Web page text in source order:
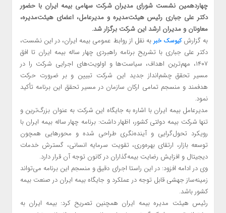
چهاردهمین نشست شورای مدیران شرکت سهامی بیمه ایران با حضور
دکتر علی جباری رئیس هیئت‌مدیره و مدیرعامل، اعضای هیئت‌مدیره،
معاونان و مدیران ارشد این شرکت برگزار شد.
به گزارشکیوسک خبر به نقل از روابط عمومی بیمه ایران، در این نشست،
دکتر علی جباری با تشریح برنامه راهبردی چهار ساله بیمه ایران تا افق
۱۴۰۷، مهم‌ترین اهداف، سیاست‌ها و اولویت‌های اجرایی شرکت را در
مسیر تحقق چشم‌انداز جدید این شرکت تبیین و بر ضرورت حرکت
هدفمند و منسجم تمامی ارکان سازمان در مسیر تحقق این برنامه تأکید
نمود.
مدیرعامل بیمه ایران با اشاره به جایگاه این شرکت به عنوان بزرگ‌ترین و
تنها شرکت بیمه دولتی کشور، اظهار داشت: برنامه چهار ساله بیمه ایران با
رویکرد تحول‌گرایی و آینده‌نگری طراحی شده و محورهایی همچون
توسعه بازار، ارتقای بهره‌وری، تقویت سرمایه انسانی، گسترش خدمات
دیجیتال و افزایش رضایت بیمه‌گذاران در کانون توجه آن قرار دارد.
وی در ادامه افزود: در این راستا اجرای دقیق و منسجم این برنامه می‌تواند
زمینه‌ساز جهشی قابل توجه در عملکرد و جایگاه بیمه ایران در صنعت بیمه
کشور باشد.
رئیس هیئت مدیره بیمه ایران همچنین تصریح کرد: بیمه ایران به